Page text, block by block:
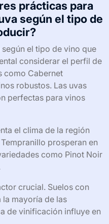
en el vino final. Las
las preferencias del
Por último, es
de cosecha en diferentes
óptimo de
a asegurar una
prácticas para
el tipo de vino que
considerar el perfil de
como Cabernet
robustos. Las uvas
perfectas para vinos